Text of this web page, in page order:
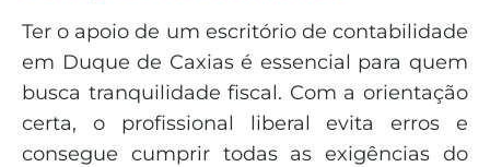
Ter o apoio de um escritório de contabilidade
em Duque de Caxias é essencial para quem
busca tranquilidade fiscal. Com a orientação
certa, o profissional liberal evita erros e
consegue cumprir todas as exigências do